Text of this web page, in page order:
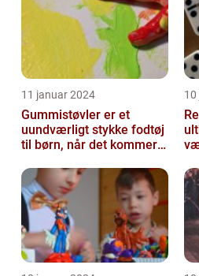
11 januar 2024
Gummistøvler er et
uundværligt stykke fodtøj
til børn, når det kommer
opl...